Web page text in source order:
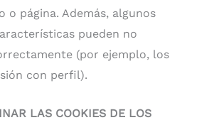
o página. Además, algunos
pueden no
(por ejemplo, los
con perfil).
LAS COOKIES DE LOS